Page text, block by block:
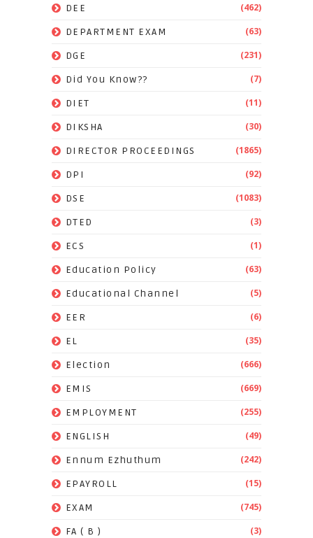
DEE (462)
DEPARTMENT EXAM (63)
DGE (231)
Did You Know?? (7)
DIET (11)
DIKSHA (30)
DIRECTOR PROCEEDINGS (1865)
DPI (92)
DSE (1083)
DTED (3)
ECS (1)
Education Policy (63)
Educational Channel (5)
EER (6)
EL (35)
Election (666)
EMIS (669)
EMPLOYMENT (255)
ENGLISH (49)
Ennum Ezhuthum (242)
EPAYROLL (15)
EXAM (745)
FA ( B ) (3)